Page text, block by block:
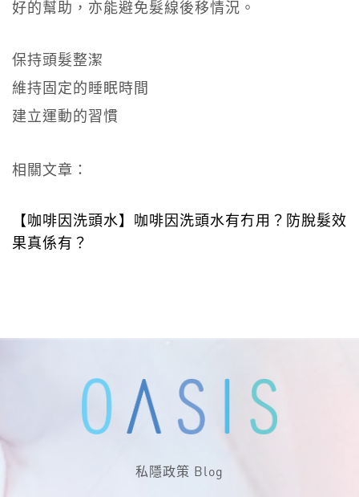
好的幫助，亦能避免髮線後移情況。
保持頭髮整潔
維持固定的睡眠時間
建立運動的習慣
相關文章：
【咖啡因洗頭水】咖啡因洗頭水有冇用？防脫髮效
果真係有？
私隱政策 Blog